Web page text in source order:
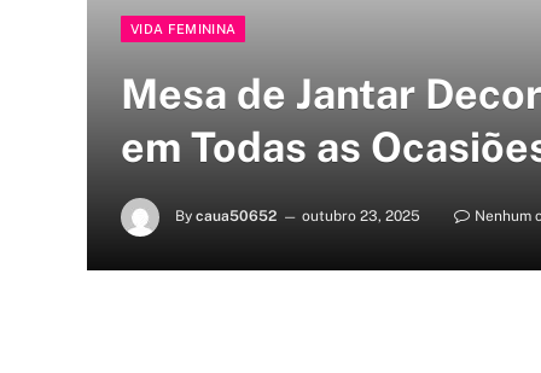
VIDA FEMININA
Mesa de Jantar
em Todas as
By caua50652 outubro 23, 2025 Nenhum